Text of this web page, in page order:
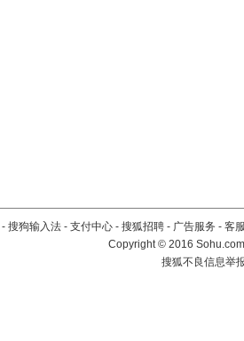
- 搜狗输入法 - 支付中心 - 搜狐招聘 - 广告服务 - 客
Copyright©2016
搜狐不良信息举